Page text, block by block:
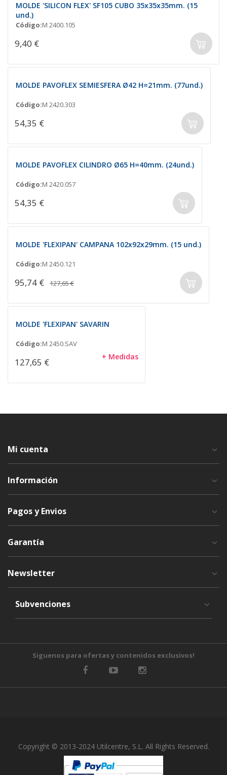
MOLDE 'SILICON FLEX' SF105 CUBO 35x35x35mm. (15
und.)
Código:M 2400.105
9,40 €
MOLDE PAVOFLEX SEMIESFERA Ø42 H=21mm. (77und.)
Código:M 2420.303
54,35 €
MOLDE PAVOFLEX CILINDRO Ø65 H=40mm. (24und.)
Código:M 2420.057
54,35 €
MOLDE 'FLEXIPAN' CAMPANA 102x92x29mm. (15 und.)
Código:M 2450.121
95,74 € 127,65 €
MOLDE 'FLEXIPAN' SAVARIN
Código:M 2450.SAV
127,65 € + Medidas
Mi cuenta
Información
Pagos y Envios
Garantía
Newsletter
Subvenciones
Siguenos para ofertas y contenidos exclusivos!
Copyright © 2013-2024 Utilcentre, S.L. All Rights Reserved.